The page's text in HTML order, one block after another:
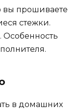
вы прошиваете
стежки.
Особенность
в домашних